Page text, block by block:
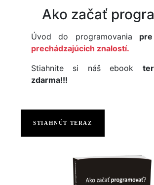
Ako začať
Úvod do programovania
prechádzajúcich znalostí.
Stiahnite si náš ebook
zdarma!!!
STIAHNÚT TERAZ